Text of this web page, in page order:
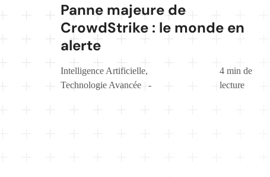
Panne majeure de
CrowdStrike : le monde en
alerte
Intelligence Artificielle,
Technologie Avancée
4 min de
lecture